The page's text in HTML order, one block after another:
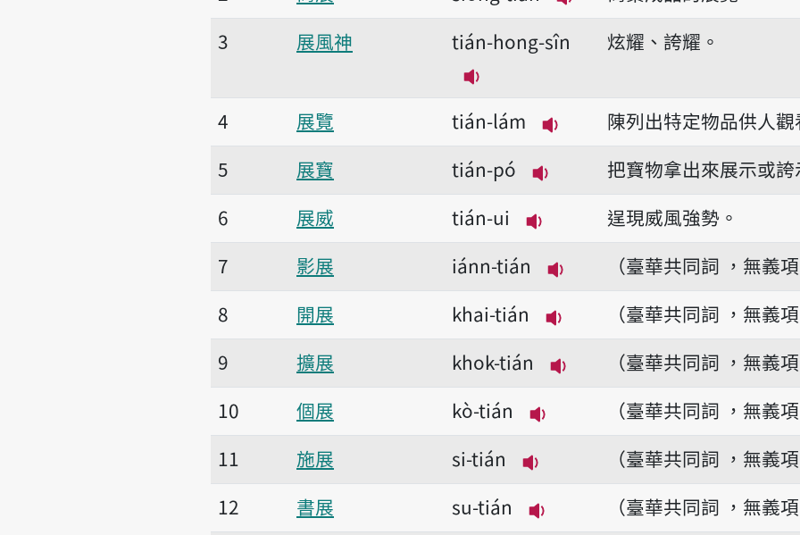
播放音讀siong-tián
3
展風神 tián-hong-sîn
播放音讀tián-hong-sîn
炫耀、誇耀。
4 展覽
tián-lám
播放音讀tián-lám
陳列出特定物品供人觀
5
展寶
tián-pó
播放音讀tián-pó
把寶物拿出來展示或誇
6
展威
tián-ui
播放音讀tián-ui
逞現威風強勢。
7
影展
iánn-tián
播放音讀iánn-tián
（臺華共同詞 ，無義項
8
開展
khai-tián
播放音讀khai-tián
（臺華共同詞 ，無義項
9
擴展
khok-tián
播放音讀khok-tián
（臺華共同詞 ，無義項
10
個展
kò-tián
播放音讀kò-tián
（臺華共同詞 ，無義項
11
施展
si-tián
播放音讀si-tián
（臺華共同詞 ，無義項
12
書展
su-tián
（臺華共同詞 ，無義項